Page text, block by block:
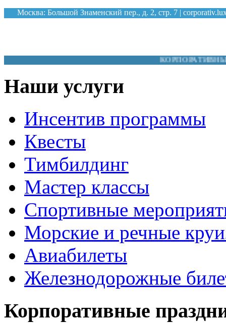
Москва: Большой Знаменский пер., д. 2, стр. 7 |
КОРПОРАТИВНЫЕ
Наши услуги
Инсентив программы
Квесты
Тимбилдинг
Мастер классы
Спортивные
Морские и речные
Авиабилеты
Железнодорожные
Корпоративные